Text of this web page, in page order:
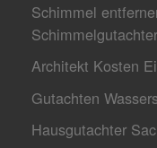
Schimmel
Schimmelgutachter
Architekt Kosten
Gutachten
Hausgutachter